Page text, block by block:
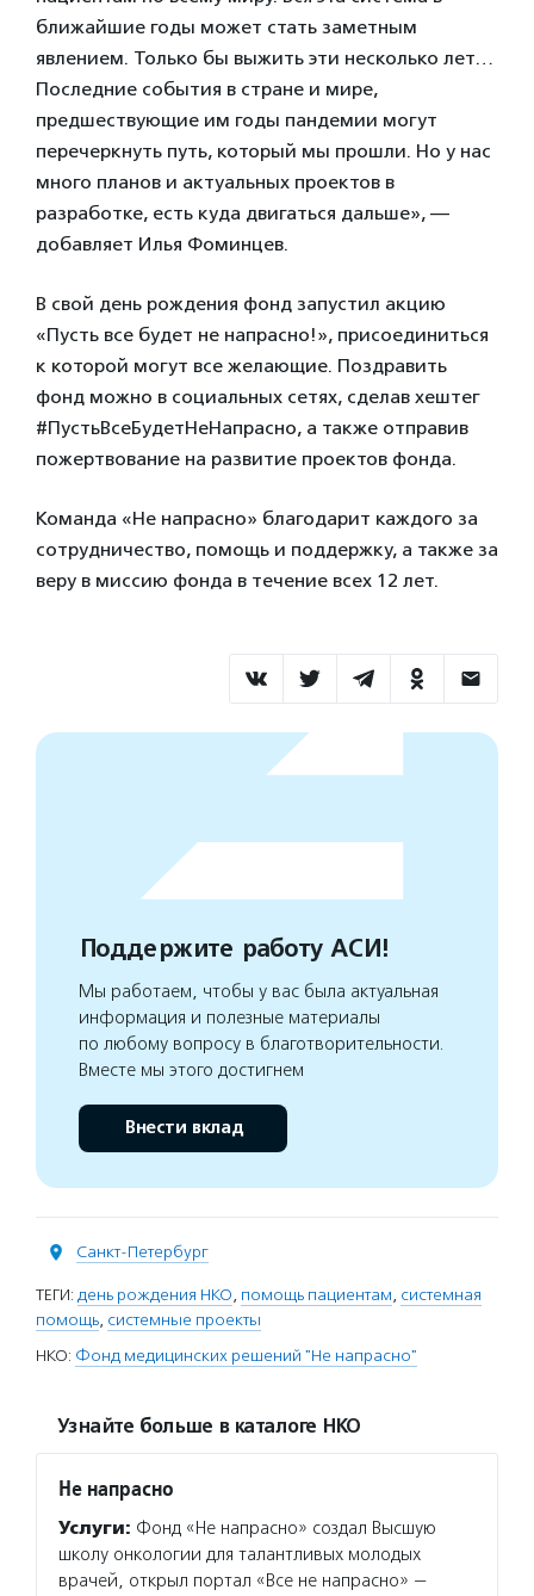
ближайшие годы может стать заметным
явлением. Только бы выжить эти несколько лет…
Последние события в стране и мире,
предшествующие им годы пандемии могут
перечеркнуть путь, который мы прошли. Но у нас
много планов и актуальных проектов в
разработке, есть куда двигаться дальше», —
добавляет Илья Фоминцев.
В свой день рождения фонд запустил акцию
«Пусть все будет не напрасно!», присоединиться
к которой могут все желающие. Поздравить
фонд можно в социальных сетях, сделав хештег
#ПустьВсеБудетНеНапрасно, а также отправив
пожертвование на развитие проектов фонда.
Команда «Не напрасно» благодарит каждого за
сотрудничество, помощь и поддержку, а также за
веру в миссию фонда в течение всех 12 лет.
Поддержите работу АСИ!
Мы работаем, чтобы у вас была актуальная
информация и полезные материалы
по любому вопросу в благотворительности.
Вместе мы этого достигнем
Внести вклад
Санкт-Петербург
ТЕГИ: день рождения НКО, помощь пациентам, системная
помощь, системные проекты
НКО: Фонд медицинских решений "Не напрасно"
Узнайте больше в каталоге НКО
Не напрасно
Услуги: Фонд «Не напрасно» создал Высшую
школу онкологии для талантливых молодых
врачей, открыл портал «Все не напрасно» —